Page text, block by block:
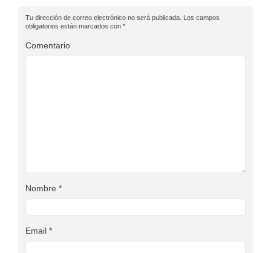
Tu dirección de correo electrónico no será publicada. Los campos
obligatorios están marcados con *
Comentario
Nombre *
Email *